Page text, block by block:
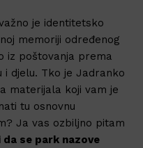
je identitetsko
memoriji određenog
iz poštovanja prema
i djelu. Tko je Jadranko
materijala koji vam je
tu osnovnu
Ja vas ozbiljno pitam
se park nazove